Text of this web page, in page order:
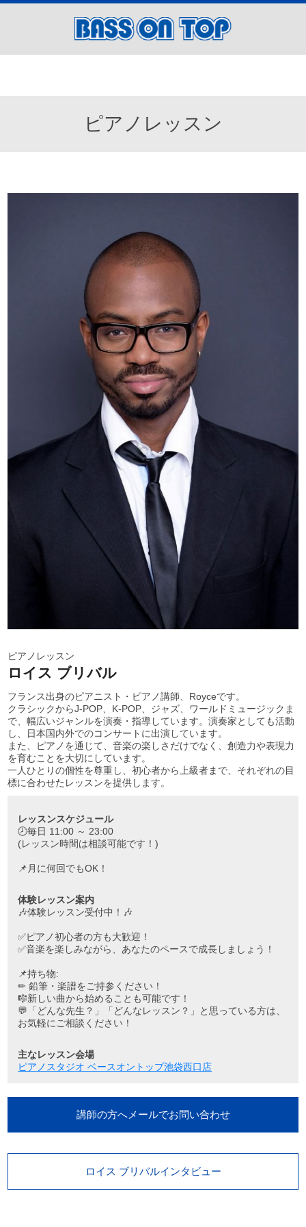
ピアノレッスン
ピアノレッスン
ロイス ブリバル
フランス出身のピアニスト・ピアノ講師、Royceです。
クラシックからJ-POP、K-POP、ジャズ、ワールドミュージックま
で、幅広いジャンルを演奏・指導しています。演奏家としても活動
し、日本国内外でのコンサートに出演しています。
また、ピアノを通じて、音楽の楽しさだけでなく、創造力や表現力
を育むことを大切にしています。
一人ひとりの個性を尊重し、初心者から上級者まで、それぞれの目
標に合わせたレッスンを提供します。
レッスンスケジュール
🕗毎日 11:00 ～ 23:00
(レッスン時間は相談可能です！)
📌月に何回でもOK！
体験レッスン案内
🎶体験レッスン受付中！🎶
✅ピアノ初心者の方も大歓迎！
✅音楽を楽しみながら、あなたのペースで成長しましょう！
📌持ち物:
✏ 鉛筆・楽譜をご持参ください！
🎼新しい曲から始めることも可能です！
💬「どんな先生？」「どんなレッスン？」と思っている方は、
お気軽にご相談ください！
主なレッスン会場
ピアノスタジオ ベースオントップ池袋西口店
講師の方へメールでお問い合わせ
ロイス ブリバルインタビュー